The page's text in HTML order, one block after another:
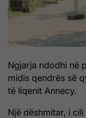
Ngjarja ndodhi në
midis qendrës së
të liqenit Annecy.
Një dëshmitar, i